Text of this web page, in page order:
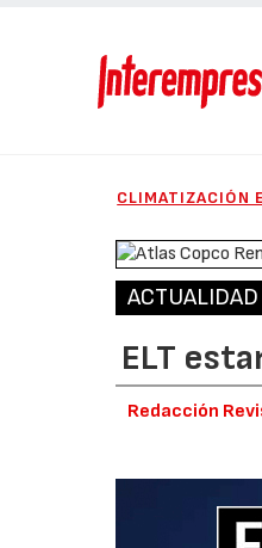
CLIMATIZACIÓN
ACTUALIDAD
ELT
Redacción